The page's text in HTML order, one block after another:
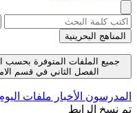
المناهج البحرينية
جميع الملفات المتوفرة بحسب
الفصل الثاني في قسم الامتحان
المدرسون الأخبار ملفات
تم نسخ الرابط